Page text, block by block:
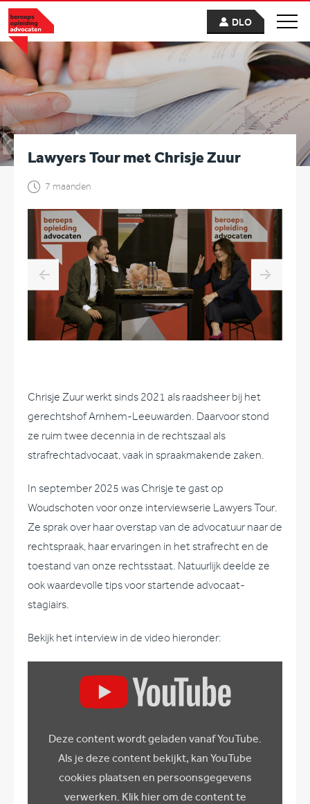
DLO
Lawyers Tour met Chrisje Zuur
7 maanden
Chrisje Zuur werkt sinds 2021 als raadsheer bij het
gerechtshof Arnhem-Leeuwarden. Daarvoor stond
ze ruim twee decennia in de rechtszaal als
strafrechtadvocaat, vaak in spraakmakende zaken.
In september 2025 was Chrisje te gast op
Woudschoten voor onze interviewserie Lawyers Tour.
Ze sprak over haar overstap van de advocatuur naar de
rechtspraak, haar ervaringen in het strafrecht en de
toestand van onze rechtsstaat. Natuurlijk deelde ze
ook waardevolle tips voor startende advocaat-
stagiairs.
Bekijk het interview in de video hieronder:
Deze content wordt geladen vanaf YouTube.
Als je deze content bekijkt, kan YouTube
cookies plaatsen en persoonsgegevens
verwerken. Klik hier om de content te